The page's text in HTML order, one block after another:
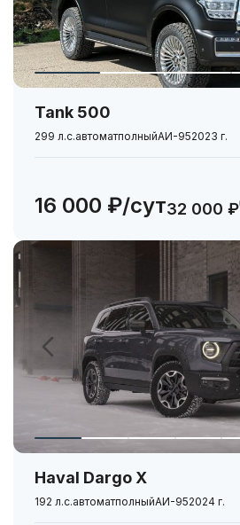
Комфорт
Подогрев сидений
Камера заднего вида
Tank 500
299 л.с.автоматполныйАИ-952023 г.
16 000 ₽/сут32 000 ₽
Haval Dargo Х
192 л.с.автоматполныйАИ-952024 г.